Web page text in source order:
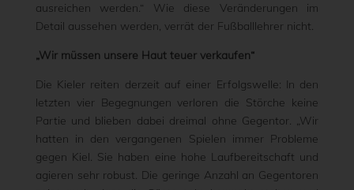
ausreichen werden.“ Wie diese Veränderungen im
Detail aussehen werden, verrät der Fußballlehrer nicht.
„Wir müssen unsere Haut teuer verkaufen“
Die Kieler reiten derzeit auf einer Erfolgswelle: In den
letzten vier Begegnungen verloren die Störche keine
Partie und blieben dabei dreimal ohne Gegentor. „Wir
hatten in den vergangenen Spielen immer Probleme
gegen Kiel. Sie haben eine hohe Laufbereitschaft und
agieren sehr robust. Die geringe Anzahl an Gegentoren